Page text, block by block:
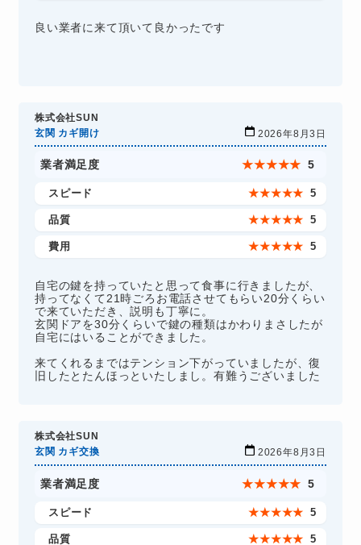
良い業者に来て頂いて良かったです
株式会社SUN
玄関 カギ開け
2026年8月3日
業者満足度 ★★★★★ 5
スピード ★★★★★ 5
品質 ★★★★★ 5
費用 ★★★★★ 5
自宅の鍵を持っていたと思って食事に行きましたが、
持ってなくて21時ごろお電話させてもらい20分くらい
で来ていただき、説明も丁寧に。
玄関ドアを30分くらいで鍵の種類はかわりまさしたが
自宅にはいることができました。
来てくれるまではテンション下がっていましたが、復
旧したとたんほっといたしまし。有難うございました
株式会社SUN
玄関 カギ交換
2026年8月3日
業者満足度 ★★★★★ 5
スピード ★★★★★ 5
品質 ★★★★★ 5